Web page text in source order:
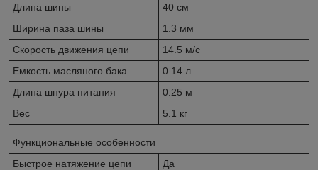
Длина шины
40 см
Ширина паза шины
1.3 мм
Скорость движения цепи
14.5 м/с
Емкость масляного бака
0.14 л
Длина шнура питания
0.25 м
Вес
5.1 кг
Функциональные особенности
Быстрое натяжение цепи
Да